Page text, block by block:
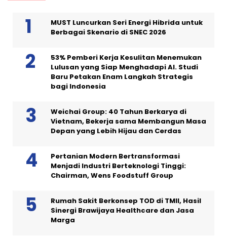
MUST Luncurkan Seri Energi Hibrida untuk
Berbagai Skenario di SNEC 2026
53% Pemberi Kerja Kesulitan Menemukan
Lulusan yang Siap Menghadapi AI. Studi
Baru Petakan Enam Langkah Strategis
bagi Indonesia
Weichai Group: 40 Tahun Berkarya di
Vietnam, Bekerja sama Membangun Masa
Depan yang Lebih Hijau dan Cerdas
Pertanian Modern Bertransformasi
Menjadi Industri Berteknologi Tinggi:
Chairman, Wens Foodstuff Group
Rumah Sakit Berkonsep TOD di TMII, Hasil
Sinergi Brawijaya Healthcare dan Jasa
Marga